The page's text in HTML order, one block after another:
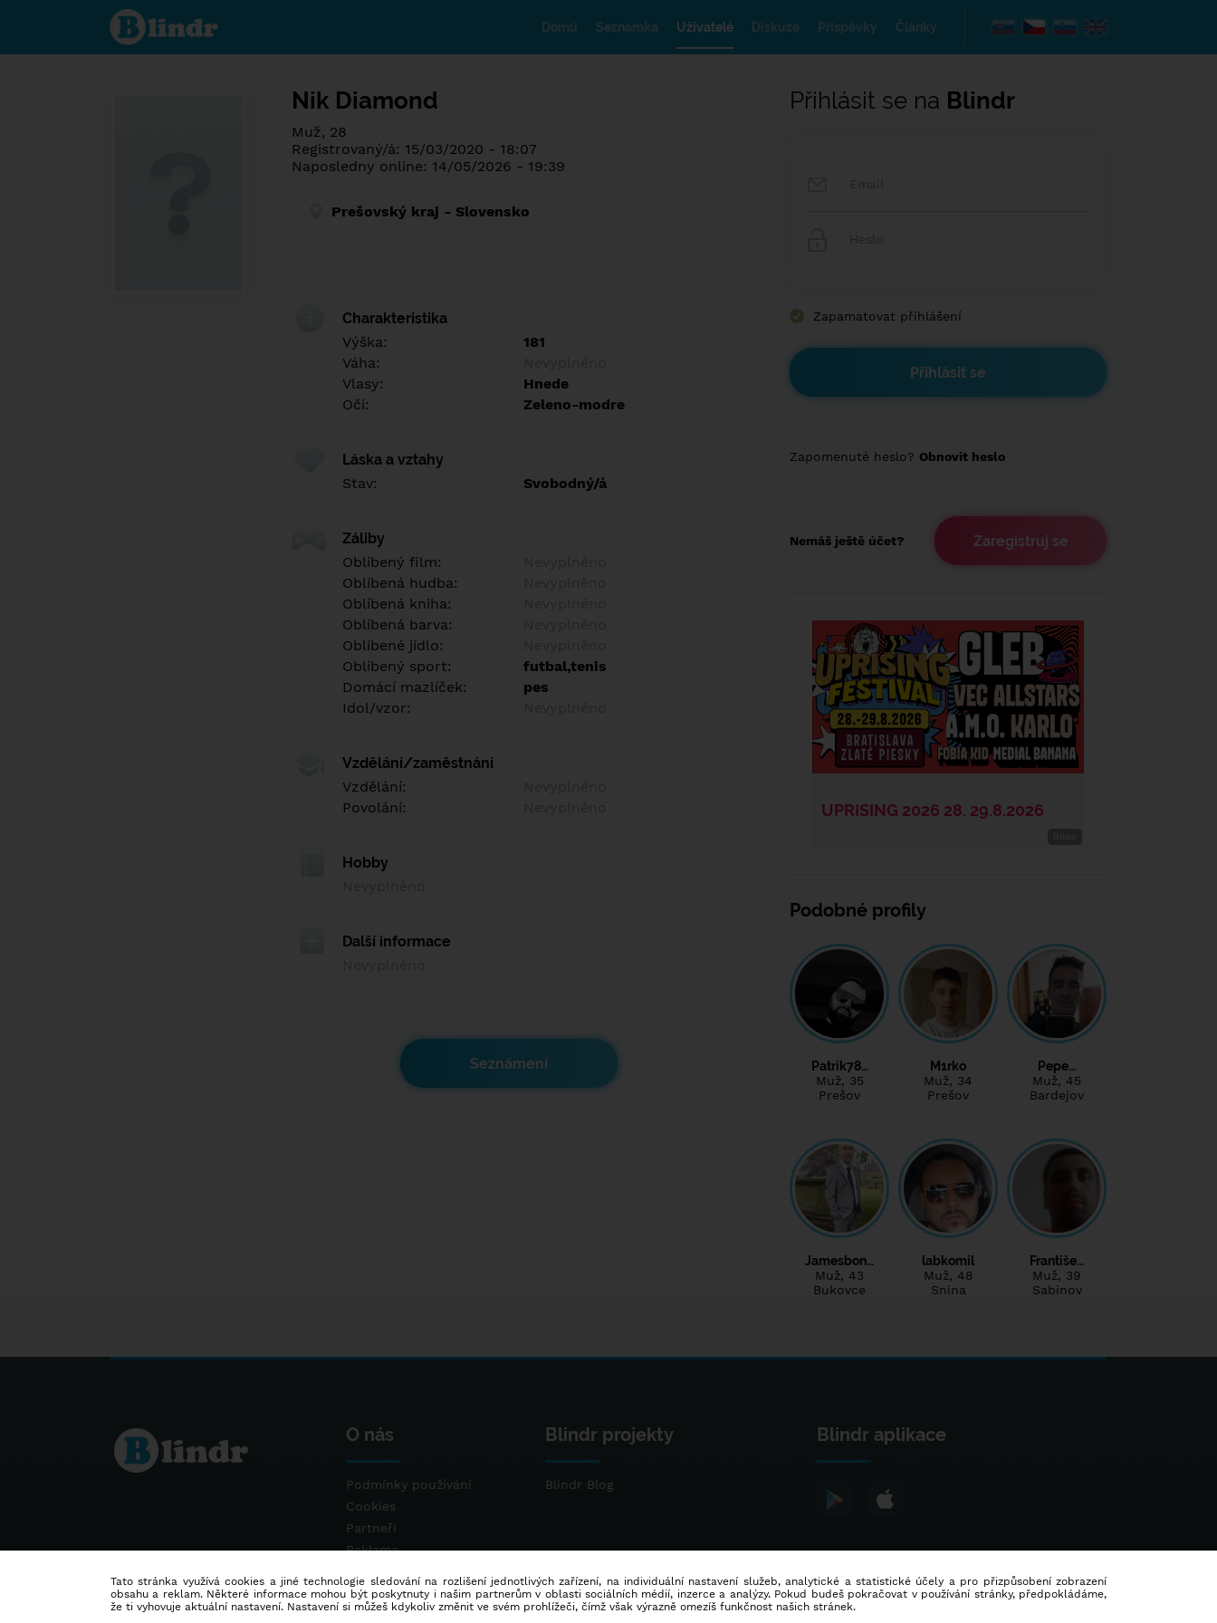
Poznej co je
pod maskou.
Seznamovací
Domů Seznamka Uživatelé Diskuze Příspěvky Články
Nik Diamond
Muž, 28
Registrovaný/á: 15/03/2020 - 18:07
Naposledny online: 14/05/2026 - 19:39
Prešovský kraj - Slovensko
Charakteristika
Výška:
181
Váha:
Vlasy:
Hnede
Oči:
Zeleno-modre
Láska a vztahy
Stav:
Svobodný/á
Záliby
Oblíbený film:
Oblíbená hudba:
Oblíbená kniha:
Oblíbená barva:
Oblíbené jídlo:
Oblíbený sport:
futbal,tenis
Domácí mazlíček:
pes
Idol/vzor:
Vzdělání/zaměstnání
Vzdělání:
Povolání:
Hobby
Další informace
Seznámení
Přihlásit se na Blindr
Zapamatovat přihlášení
Zapomenuté heslo? Obnovit heslo
Nemáš ještě účet? Zaregistruj se
Podobné profily
Patrik78…
Muž, 35
Prešov
M1rko
Muž, 34
Prešov
Pepe…
Muž, 45
Bardejov
Jamesbon…
Muž, 43
Bukovce
labkomil
Muž, 48
Snina
Františe…
Muž, 39
Sabinov
O nás
Podmínky používání
Cookies
Partneři
Reklama
Blindr projekty
Blindr Blog
Blindr aplikace
Tato stránka využívá cookies a jiné technologie sledování na rozlišení jednotlivých zařízení, na individuální nastavení služeb, analytické a statistické účely a pro přizpůsobení zobrazení
obsahu a reklam. Některé informace mohou být poskytnuty i našim partnerům v oblasti sociálních médií, inzerce a analýzy. Pokud budeš pokračovat v používání stránky, předpokládáme,
že ti vyhovuje aktuální nastavení. Nastavení si můžeš kdykoliv změnit ve svém prohlížeči, čímž však výrazně omezíš funkčnost našich stránek.